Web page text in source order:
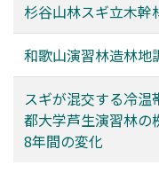
杉谷山林スギ立木幹
和歌山演習林造林地
スギが混交する冷温
都大学芦生演習林の
8年間の変化